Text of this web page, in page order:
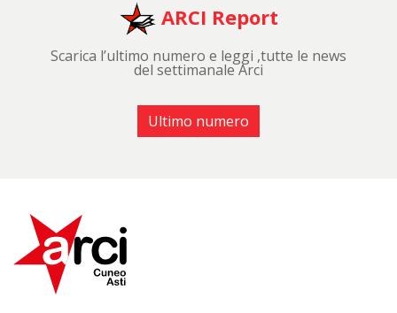
ARCI Report
Scarica l’ultimo numero e leggi ,tutte le news
del settimanale Arci
Ultimo numero